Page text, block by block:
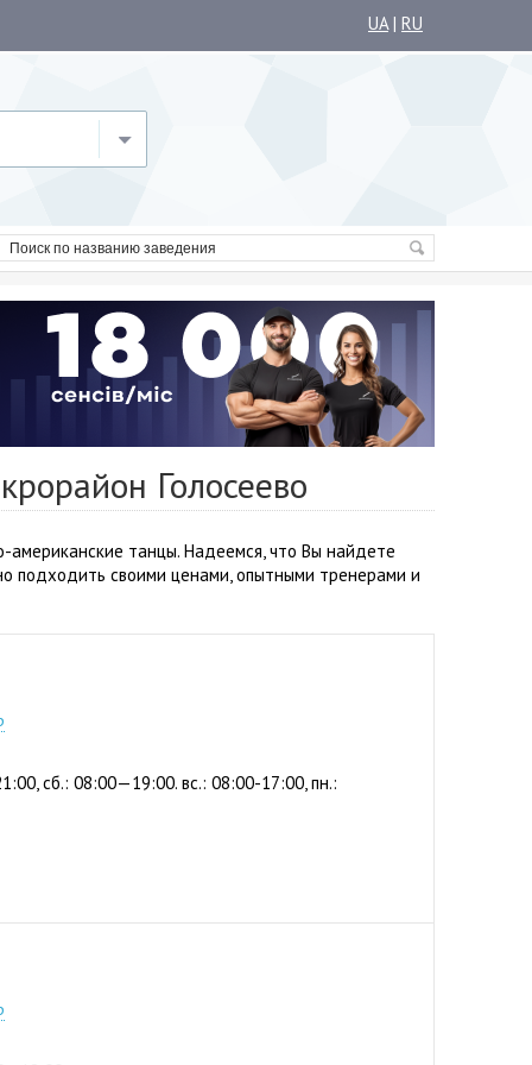
UA| RU
Голосеево
танцы. Надеемся, что Вы найдете
подходить своими ценами, опытными тренерами и
сб.: 08:00—19:00. вс.: 08:00-17:00, пн.: